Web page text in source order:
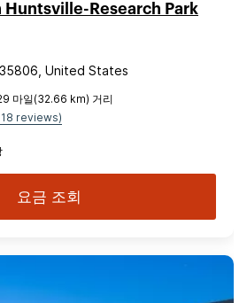
Huntsville-Research Park
United States
마일(32.66 km) 거리
reviews)
요금 조회